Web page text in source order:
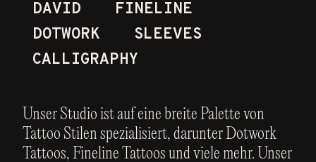
DAVID
FINELINE
DOTWORK
SLEEVES
CALLIGRAPHY
Unser Studio ist auf eine breite Palette von
Tattoo Stilen spezialisiert, darunter Dotwork
Tattoos, Fineline Tattoos und viele mehr. Unser